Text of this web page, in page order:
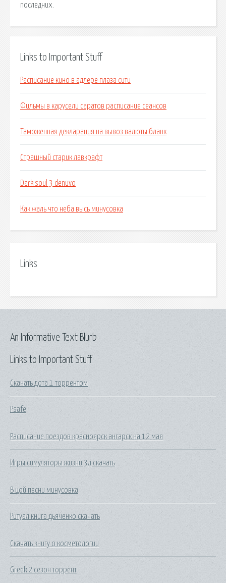
последних.
Links to Important Stuff
Расписание кино в адлере плаза сити
Фильмы в карусели саратов расписание сеансов
Таможенная декларация на вывоз валюты бланк
Страшный старик лавкрафт
Dark soul 3 denuvo
Как жаль что неба высь минусовка
Links
Links to Important Stuff
Скачать дота 1 торрентом
Psafe
Расписание поездов красноярск ангарск на 12 мая
Игры симуляторы жизни 3д скачать
В цой песни минусовка
Ритуал книга дьяченко скачать
Скачать книгу о косметологии
Greek 2 сезон торрент
An Informative Text Blurb